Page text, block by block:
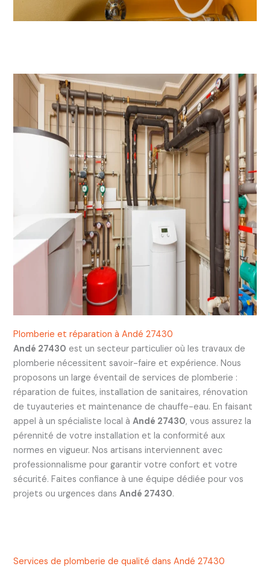
Plomberie et réparation à Andé 27430
Andé 27430 est un secteur particulier où les travaux de
plomberie nécessitent savoir-faire et expérience. Nous
proposons un large éventail de services de plomberie :
réparation de fuites, installation de sanitaires, rénovation
de tuyauteries et maintenance de chauffe-eau. En faisant
appel à un spécialiste local à Andé 27430, vous assurez la
pérennité de votre installation et la conformité aux
normes en vigueur. Nos artisans interviennent avec
professionnalisme pour garantir votre confort et votre
sécurité. Faites confiance à une équipe dédiée pour vos
projets ou urgences dans Andé 27430.
Services de plomberie de qualité dans Andé 27430